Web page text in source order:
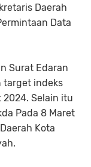
Daerah
Data
Surat Edaran
target indeks
2024. Selain itu
Pada 8 Maret
Kota